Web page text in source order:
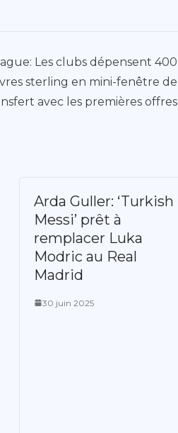
Les clubs dépensent 400
sterling en mini-fenêtre de
avec les premières offres
Arda Guller: ‘Turkish
Messi’ prêt à
remplacer Luka
Modric au Real
Madrid
30 juin 2025